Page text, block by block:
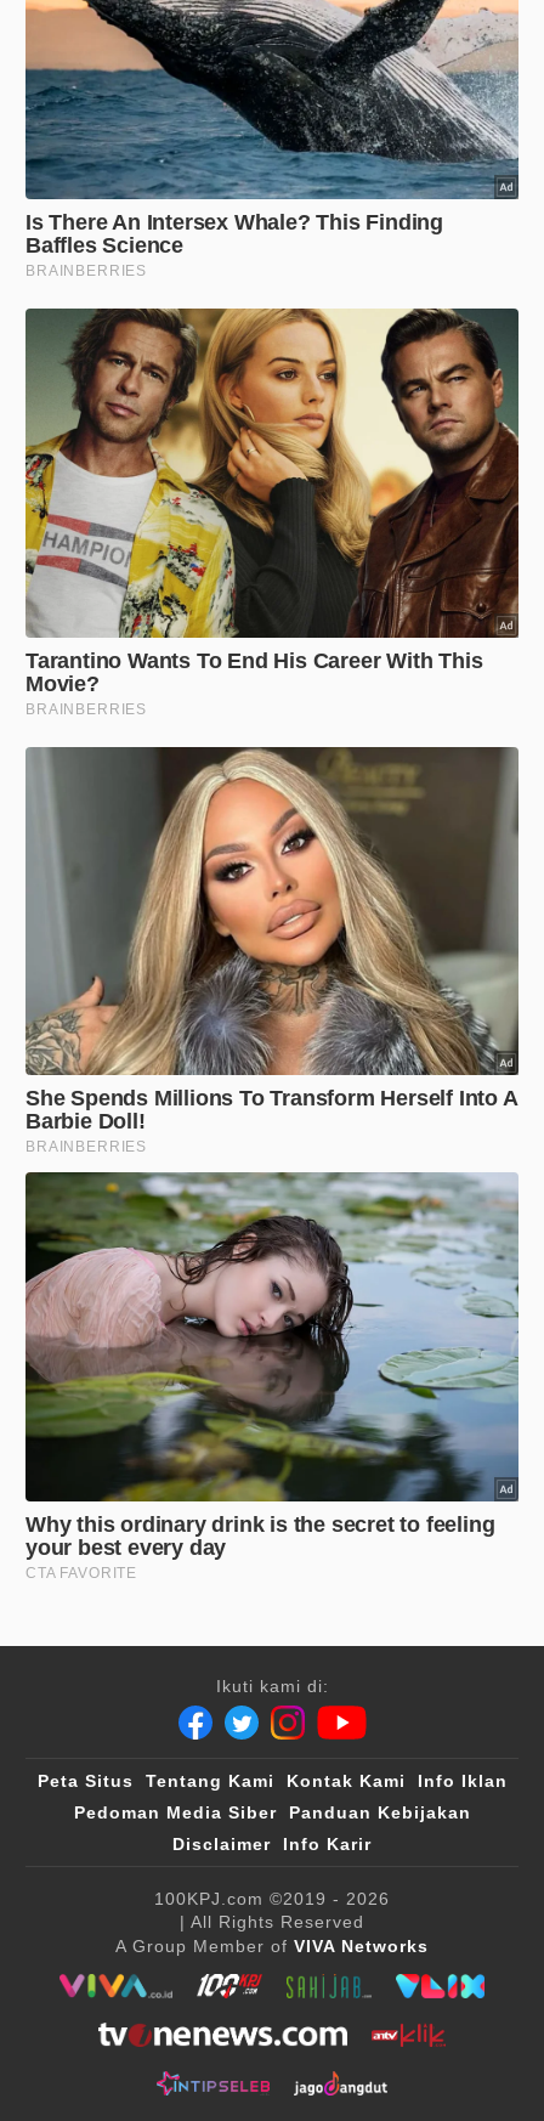
Ikuti kami di:
Peta Situs Tentang Kami Kontak Kami
Info Iklan
Pedoman Media Siber
Panduan Kebijakan
Disclaimer
Info Karir
100KPJ.com ©2019 - 2026
| All Rights Reserved
A Group Member of VIVA Networks